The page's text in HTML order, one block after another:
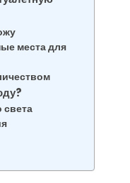
места для
света